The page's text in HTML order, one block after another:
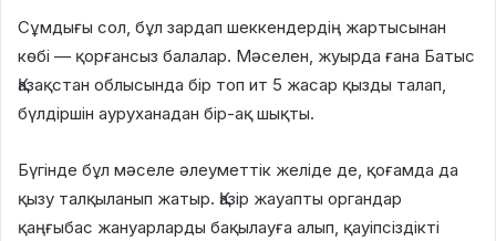
Сұмдығы сол, бұл зардап шеккендердің жартысынан
көбі — қорғансыз балалар. Мәселен, жуырда ғана Батыс
Қазақстан облысында бір топ ит 5 жасар қызды талап,
бүлдіршін ауруханадан бір-ақ шықты.
Бүгінде бұл мәселе әлеуметтік желіде де, қоғамда да
қызу талқыланып жатыр. Қазір жауапты органдар
қаңғыбас жануарларды бақылауға алып, қауіпсіздікті